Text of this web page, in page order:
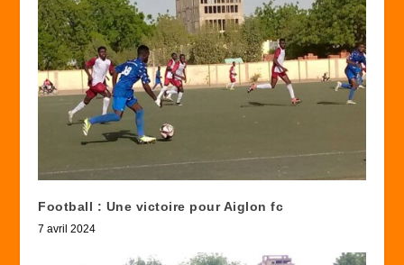
Football : Une victoire pour Aiglon fc
7 avril 2024